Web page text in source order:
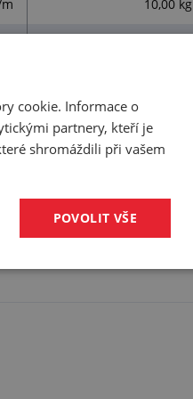
10,00 kg
20,00 kg
cookie. Informace o
partnery, kteří je
shromáždili při vašem
POVOLIT VŠE